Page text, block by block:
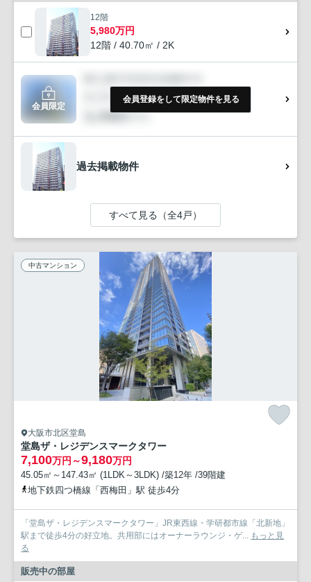
12階
5,980万円
12階 / 40.70㎡ / 2K
会員限定
会員登録をして限定物件を見る
過去掲載物件
すべて見る（全4戸）
中古マンション
大阪市北区堂島
堂島ザ・レジデンスマークタワー
7,100万円～9,180万円
45.05㎡～147.43㎡ (1LDK～3LDK) /築12年 /39階建
地下鉄四つ橋線「西梅田」駅 徒歩4分
「堂島ザ・レジデンスマークタワー」JR東西線・学研都市線「北新地」
駅まで徒歩4分の好立地。共用部にはオーナーラウンジ・ゲ... もっと見
る
販売中の部屋